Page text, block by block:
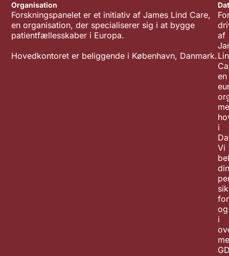
Organisation
Forskningspanelet er et initiativ af James Lind Care,
en organisation, der specialiserer sig i at bygge
patientfællesskaber i Europa.
Hovedkontoret er beliggende i København, Danmark.
af
en
i
Vi
og
i